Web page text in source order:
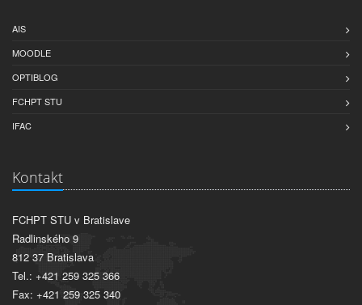
AIS
MOODLE
OPTIBLOG
FCHPT STU
IFAC
Kontakt
FCHPT STU v Bratislave
Radlinského 9
812 37 Bratislava
Tel.: +421 259 325 366
Fax: +421 259 325 340